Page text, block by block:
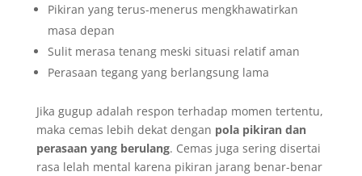
Pikiran yang terus-menerus mengkhawatirkan
masa depan
Sulit merasa tenang meski situasi relatif aman
Perasaan tegang yang berlangsung lama
Jika gugup adalah respon terhadap momen tertentu,
maka cemas lebih dekat dengan pola pikiran dan
perasaan yang berulang. Cemas juga sering disertai
rasa lelah mental karena pikiran jarang benar-benar